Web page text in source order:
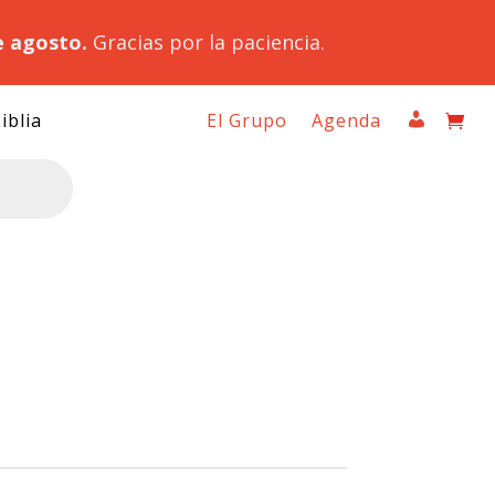
agosto. Gracias por la paciencia.
El Grupo Agenda